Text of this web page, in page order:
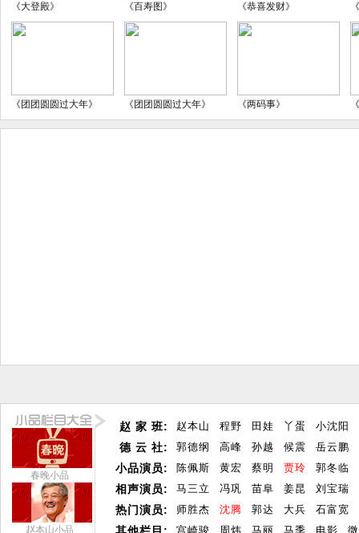
《大登殿》 《百寿图》 《恭喜发财》
《团团圆圆过大年》 《团团圆圆过大年》 《两码事》
春晚小品
赵本山小品
赵 家 班:
德 云 社:
小品演员:
相声演员:
热门演员:
赵本山 程野 田娃 丫蛋
小沈阳
郭德纲
高峰 孙越 候震
岳云鹏
陈佩斯
黄宏 蔡明 贾玲
郭冬临
马三立
冯巩 苗阜 姜昆
刘宝瑞
师胜杰
沈腾 郭达 大兵
石富宽
宫崎骏
周炜 马丽 马季 电影